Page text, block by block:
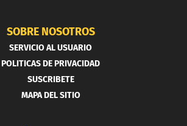
SOBRE NOSOTROS
SERVICIO AL USUARIO
POLITICAS DE PRIVACIDAD
SUSCRIBETE
MAPA DEL SITIO